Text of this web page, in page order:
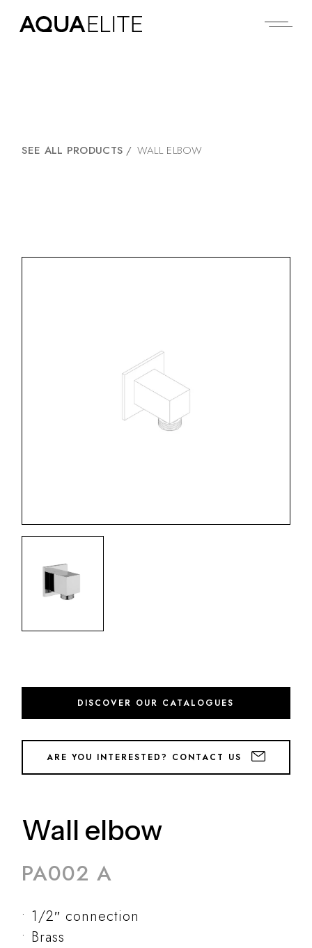
SEE ALL PRODUCTS / WALL ELBOW
DISCOVER OUR CATALOGUES
ARE YOU INTERESTED? CONTACT US
Wall elbow
PA002 A
1/2″ connection
Brass